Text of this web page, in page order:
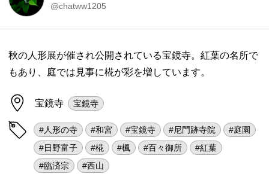
@chatww1205
秋の人形展が催され公開されている宝鏡寺。紅葉の名所で
もあり、庭では見事に椛が彩を増しています。
宝鏡寺 宝鏡寺
#人形の寺 #和宮 #宝鏡寺 #尼門跡寺院
#庭園
#日野富子
#椛 #楓 #百々御所
#紅葉
#臨済宗
#西山